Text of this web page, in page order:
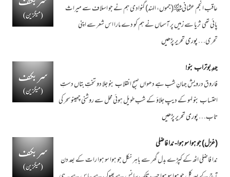
عاقب انجم عثمانی﷾(جموں، الہند) گنوادی ہم نے جو اسلاف سے میراث
پائی تھی ثریا سے زمیں پر آسماں نے ہم کو دے مارا اس شعر سے اپنی
تحری…پوری تحریر پڑھیں
جہدِ بوتراب بنو!
فاروق درویش جہانِ شب ہے دھواں صبحِ انقلاب بنو جلا دو تختِ بتاں دستِ
احتساب بنو لہو کے دیپ جلاؤ کے شب طویل ہوئی محل سے روشنی چھینو سحر کی
تاب…پوری تحریر پڑھیں
(غزل) جو ہوا سو ہوا- ندا فاضلی
ندا فاضلی اٹھ کے کپڑے بدل گھر سے باہر نکل جو ہوا سو ہوا رات کے بعد دن